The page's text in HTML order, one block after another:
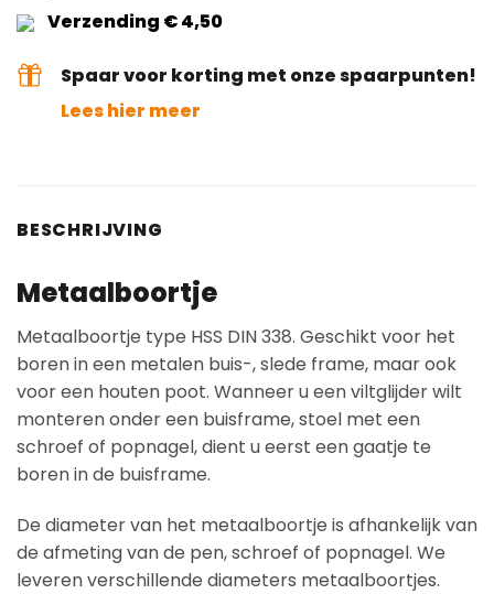
Verzending € 4,50
Spaar voor korting met onze spaarpunten!
Lees hier meer
BESCHRIJVING
Metaalboortje
Metaalboortje type HSS DIN 338. Geschikt voor het
boren in een metalen buis-, slede frame, maar ook
voor een houten poot. Wanneer u een viltglijder wilt
monteren onder een buisframe, stoel met een
schroef of popnagel, dient u eerst een gaatje te
boren in de buisframe.
De diameter van het metaalboortje is afhankelijk van
de afmeting van de pen, schroef of popnagel. We
leveren verschillende diameters metaalboortjes.